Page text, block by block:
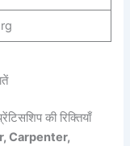
की रिक्तियाँ
Carpenter,